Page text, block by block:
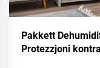
Pakkett
Protezzjoni